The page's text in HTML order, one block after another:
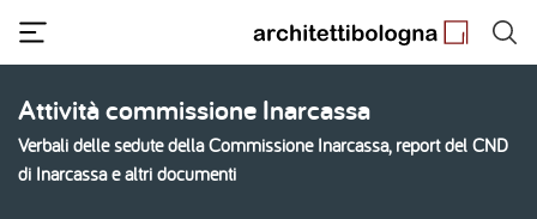
contenuto
principale
Attività commissione Inarcassa
Verbali delle sedute della Commissione Inarcassa, report del CND
di Inarcassa e altri documenti